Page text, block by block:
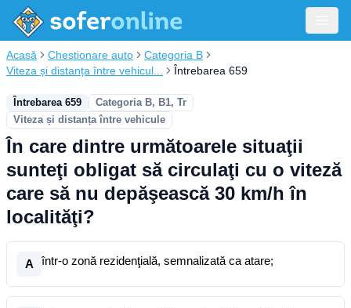
Acasă Chestionare auto
Categoria B
Viteza și distanța între vehicul...
Întrebarea 659
Întrebarea 659
Categoria B, B1, Tr
Viteza și distanța între vehicule
În care dintre următoarele situaţii
sunteţi obligat să circulaţi cu o viteză
care să nu depăşească 30 km/h în
localităţi?
A într-o zonă rezidenţială, semnalizată ca atare;